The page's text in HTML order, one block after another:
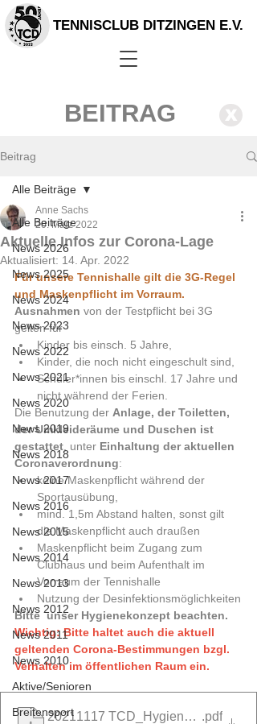
TENNISCLUB DITZINGEN E.V.
BEITRAG X
Beitrag
Alle Beiträge
News 2026
News 2025
News 2024
News 2023
News 2022
News 2021
News 2020
News 2019
News 2018
News 2017
News 2016
News 2015
News 2014
News 2013
News 2012
News 2011
News 2010
Aktive/Senioren
Breitensport
Alle Beiträge
Aktuelle Infos zur Corona-Lage
Anne Sachs
20. März 2022
Aktualisiert: 14. Apr. 2022
Für unsere Tennishalle gilt die 3G-Regel
und Maskenpflicht im Vorraum.
Ausnahmen von der Testpflicht bei 3G
gelten für
Kinder bis einsch. 5 Jahre,
Kinder, die noch nicht eingeschult sind,
Schüler*innen bis einschl. 17 Jahre und
nicht während der Ferien.
Die Benutzung der Anlage, der Toiletten,
der Umkleideräume und Duschen ist
gestattet , unter Einhaltung der aktuellen
Coronaverordnung:
keine Maskenpflicht während der
Sportausübung,
mind. 1,5m Abstand halten, sonst gilt
die Maskenpflicht auch draußen
Maskenpflicht beim Zugang zum
Clubhaus und beim Aufenthalt im
Vorraum der Tennishalle
Nutzung der Desinfektionsmöglichkeiten
Bitte  unser Hygienekonzept beachten.
Wichtig: Bitte haltet auch die aktuell
geltenden Corona-Bestimmungen bzgl.
Verhalten im öffentlichen Raum ein.
20211117 TCD_Hygienekonzept(1)
.pdf